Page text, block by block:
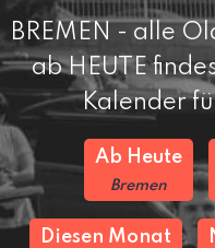
BREMEN - alle
ab HEUTE
Kalender
Ab Heute
Bremen
Diesen Monat